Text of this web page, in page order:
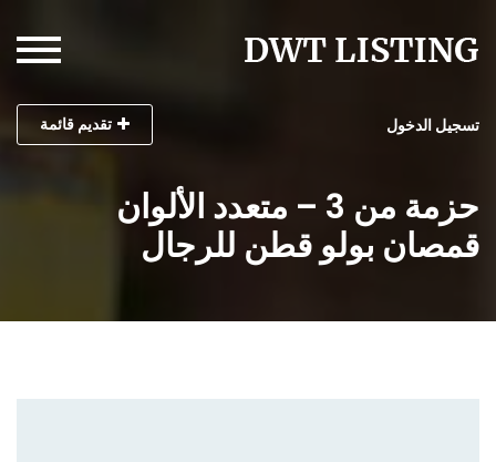
تسجيل الدخول تقديم قائمة
حزمة من 3 – متعدد الألوان
قمصان بولو قطن للرجال